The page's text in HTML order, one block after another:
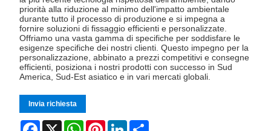
priorità alla riduzione al minimo dell'impatto ambientale
durante tutto il processo di produzione e si impegna a
fornire soluzioni di fissaggio efficienti e personalizzate.
Offriamo una vasta gamma di specifiche per soddisfare le
esigenze specifiche dei nostri clienti. Questo impegno per la
personalizzazione, abbinato a prezzi competitivi e consegne
efficienti, posiziona i nostri prodotti con successo in Sud
America, Sud-Est asiatico e in vari mercati globali.
Invia richiesta
Facebook
X WhatsAppPinterestLinkedIn